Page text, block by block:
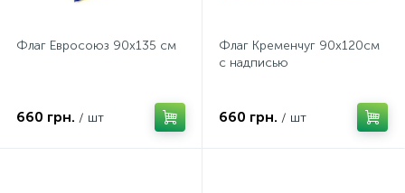
Флаг Евросоюз 90х135 см
660 грн. / шт
Флаг Кременчуг 90х120см
с надписью
660 грн. / шт